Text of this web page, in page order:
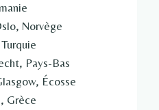
Norvège
Pays-Bas
Écosse
Grèce